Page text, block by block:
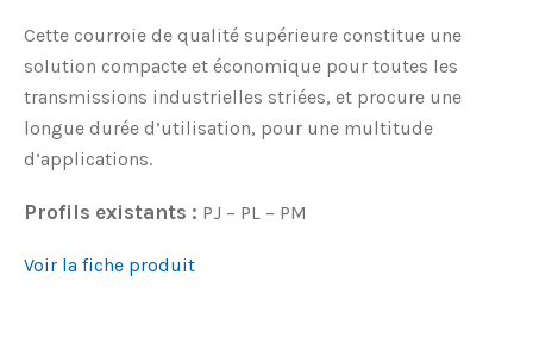
Cette courroie de qualité supérieure constitue une
solution compacte et économique pour toutes les
transmissions industrielles striées, et procure une
longue durée d’utilisation, pour une multitude
d’applications.
Profils existants : PJ – PL – PM
Voir la fiche produit